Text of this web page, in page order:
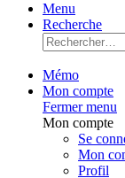
Menu
Recherche
Mémo
Mon compte
Fermer menu
Mon compte
Se
Mon
Profil